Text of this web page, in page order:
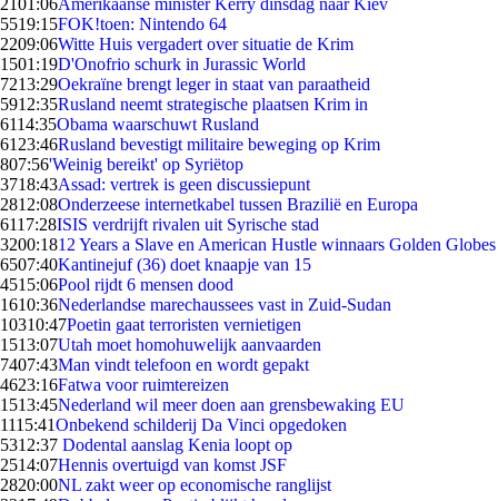
2101:06Amerikaanse minister Kerry dinsdag naar Kiev
5519:15FOK!toen: Nintendo 64
2209:06Witte Huis vergadert over situatie de Krim
1501:19D'Onofrio schurk in Jurassic World
7213:29Oekraïne brengt leger in staat van paraatheid
5912:35Rusland neemt strategische plaatsen Krim in
6114:35Obama waarschuwt Rusland
61 23:46Rusland bevestigt militaire beweging op Krim
807:56'Weinig bereikt' op Syriëtop
3718:43Assad: vertrek is geen discussiepunt
2812:08Onderzeese internetkabel tussen Brazilië en Europa
6117:28ISIS verdrijft rivalen uit Syrische stad
3200:1812 Years a Slave en American Hustle winnaars Golden Globes
6507:40Kantinejuf (36) doet knaapje van 15
4515:06Pool rijdt 6 mensen dood
1610:36Nederlandse marechaussees vast in Zuid-Sudan
10310:47Poetin gaat terroristen vernietigen
1513:07Utah moet homohuwelijk aanvaarden
7407:43Man vindt telefoon en wordt gepakt
4623:16Fatwa voor ruimtereizen
1513:45Nederland wil meer doen aan grensbewaking EU
1115:41Onbekend schilderij Da Vinci opgedoken
5312:37 Dodental aanslag Kenia loopt op
2514:07Hennis overtuigd van komst JSF
2820:00NL zakt weer op economische ranglijst